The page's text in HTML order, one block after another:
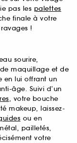
pas les palettes
finale à votre
!
sourire,
maquillage et de
en lui offrant un
âge. Suivi d’un
, votre bouche
makeup, laissez-
ou en
pailletés,
votre